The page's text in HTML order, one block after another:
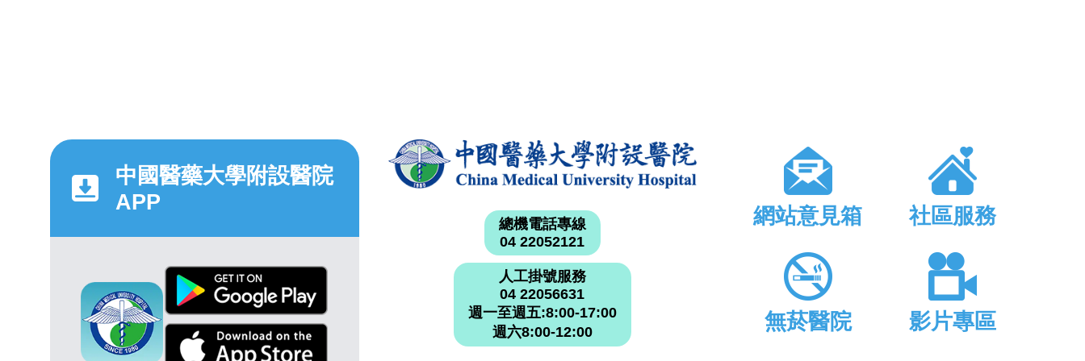
中國醫藥大學附設醫院
APP
總機電話專線
04 22052121
人工掛號服務
04 22056631
週一至週五:8:00-17:00
週六8:00-12:00
網站意見箱 社區服務
無菸醫院 影片專區